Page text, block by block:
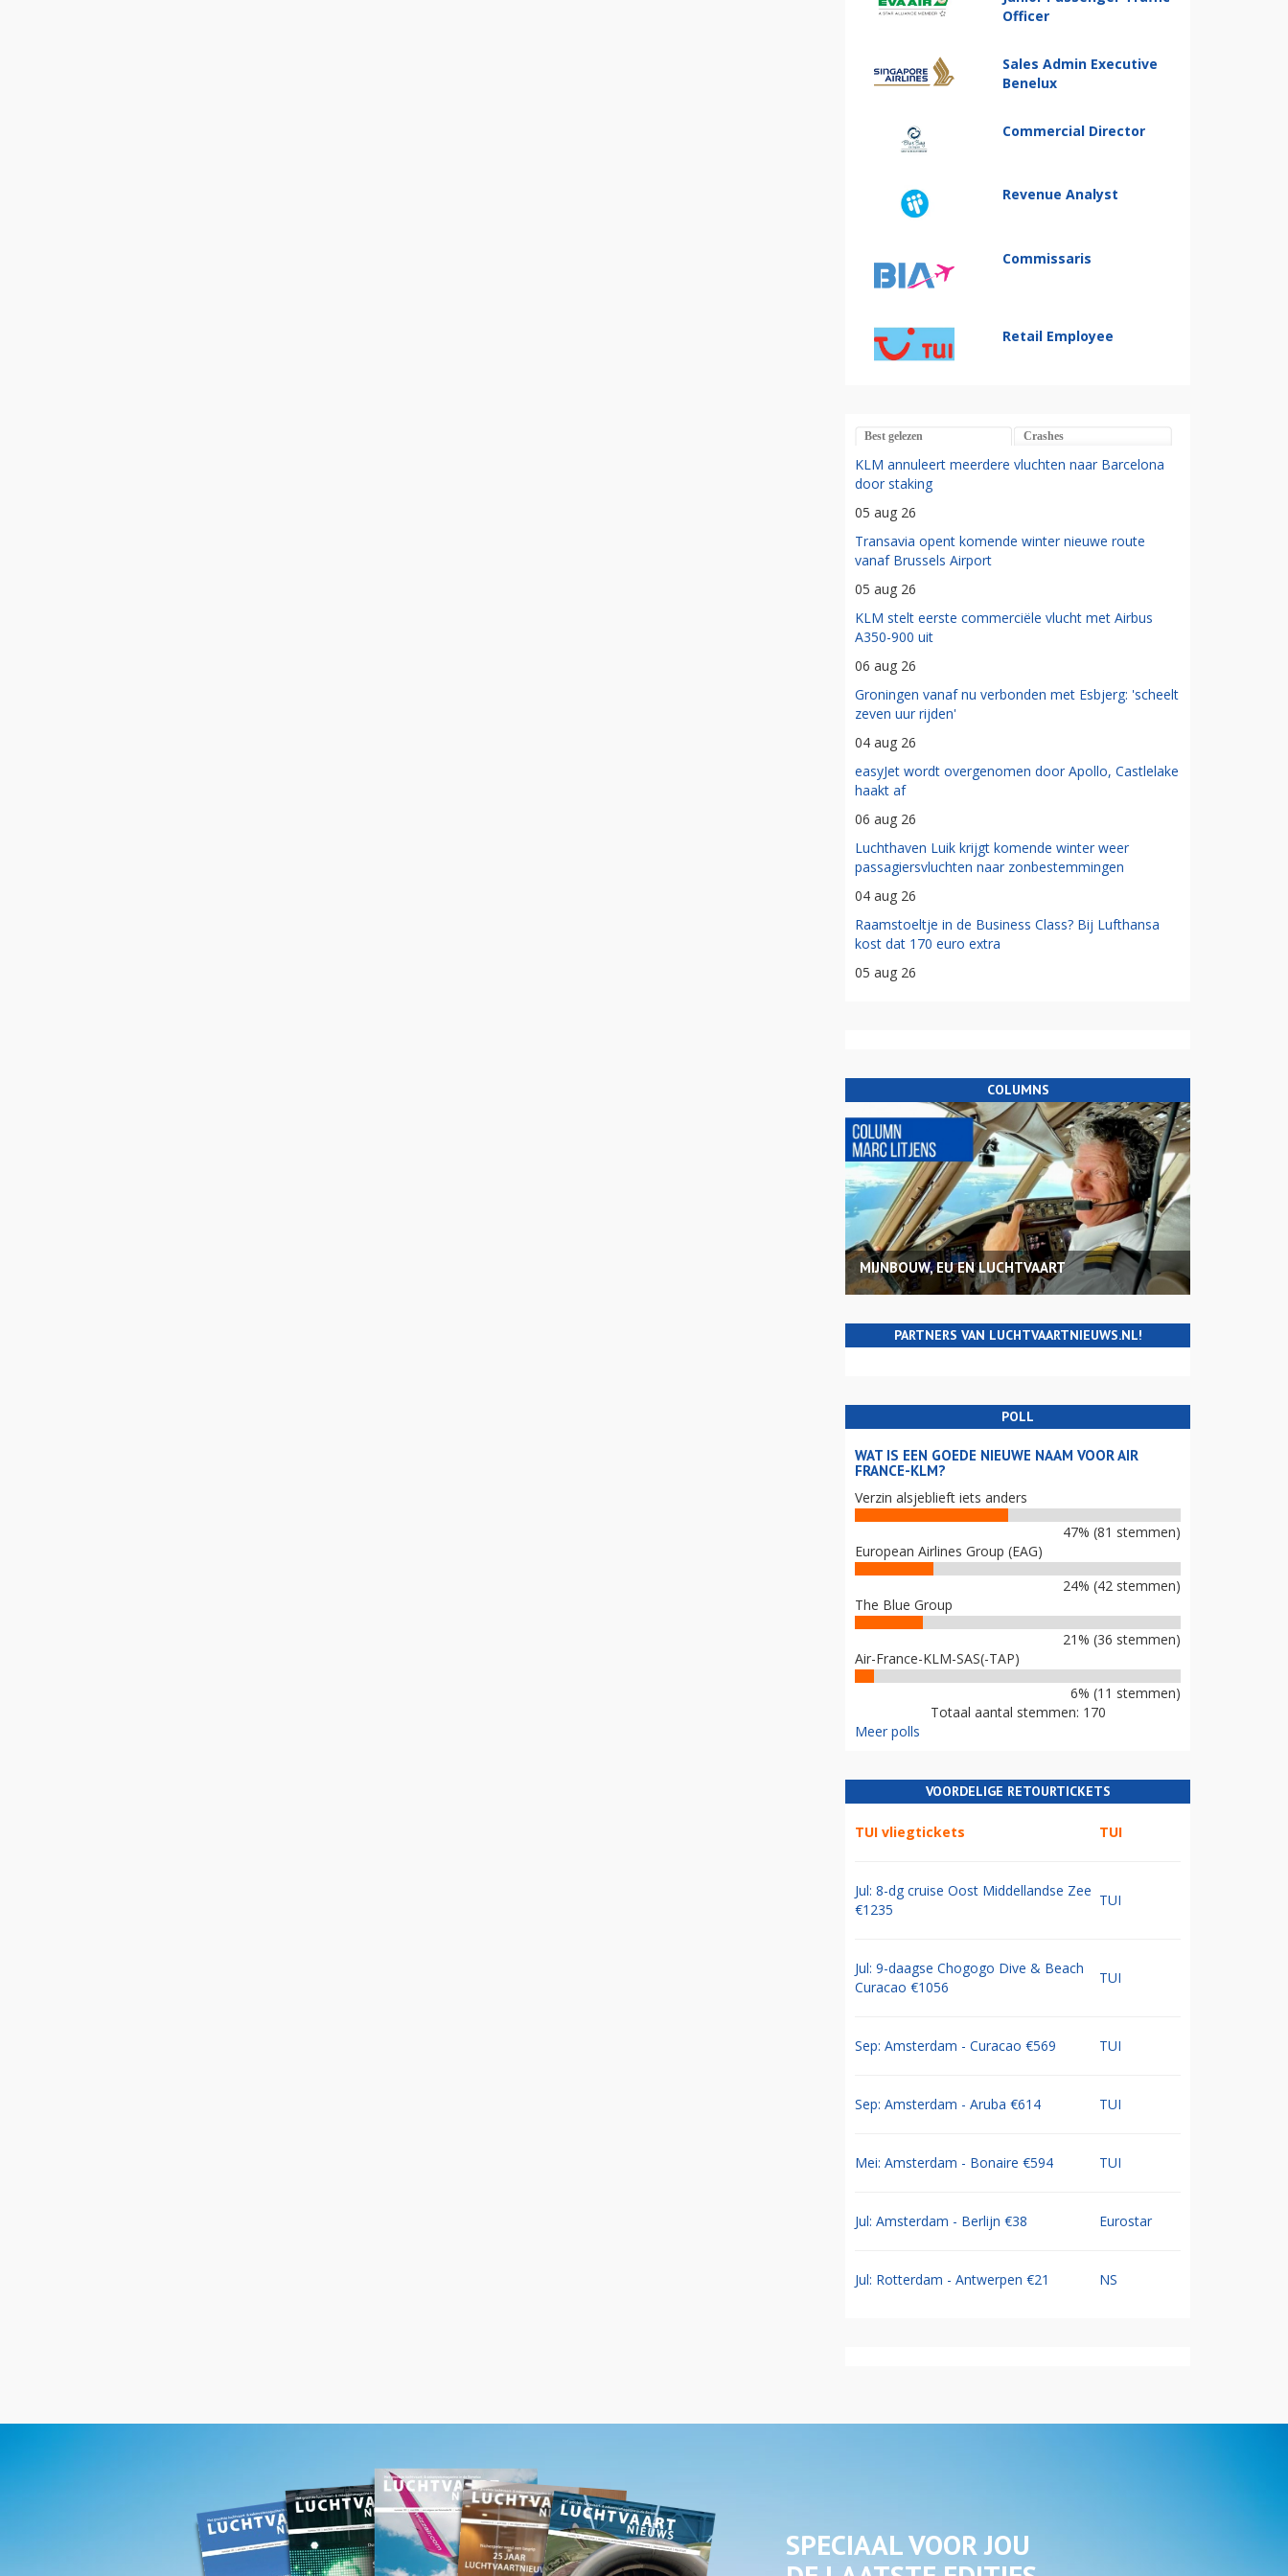
Officer
Sales Admin Executive
Benelux
Commercial Director
Revenue Analyst
Commissaris
Retail Employee
Best gelezen Crashes
KLM annuleert meerdere vluchten naar Barcelona
door staking
05 aug 26
Transavia opent komende winter nieuwe route
vanaf Brussels Airport
05 aug 26
KLM stelt eerste commerciële vlucht met Airbus
A350-900 uit
06 aug 26
Groningen vanaf nu verbonden met Esbjerg: 'scheelt
zeven uur rijden'
04 aug 26
easyJet wordt overgenomen door Apollo, Castlelake
haakt af
06 aug 26
Luchthaven Luik krijgt komende winter weer
passagiersvluchten naar zonbestemmingen
04 aug 26
Raamstoeltje in de Business Class? Bij Lufthansa
kost dat 170 euro extra
05 aug 26
COLUMNS
MIJNBOUW, EU EN LUCHTVAART
PARTNERS VAN LUCHTVAARTNIEUWS.NL!
POLL
WAT IS EEN GOEDE NIEUWE NAAM VOOR AIR
FRANCE-KLM?
Verzin alsjeblieft iets anders
47% (81 stemmen)
European Airlines Group (EAG)
24% (42 stemmen)
The Blue Group
21% (36 stemmen)
Air-France-KLM-SAS(-TAP)
6% (11 stemmen)
Totaal aantal stemmen: 170
Meer polls
VOORDELIGE RETOURTICKETS
TUI vliegtickets TUI
Jul: 8-dg cruise Oost Middellandse Zee
€1235
TUI
Jul: 9-daagse Chogogo Dive & Beach
Curacao €1056
TUI
Sep: Amsterdam - Curacao €569 TUI
Sep: Amsterdam - Aruba €614 TUI
Mei: Amsterdam - Bonaire €594 TUI
Jul: Amsterdam - Berlijn €38 Eurostar
Jul: Rotterdam - Antwerpen €21 NS
SPECIAAL VOOR JOU